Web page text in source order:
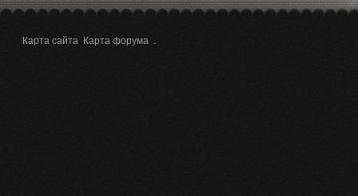
Карта сайта Карта форума